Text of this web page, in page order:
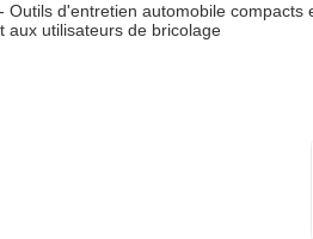
d'entretien automobile
aux utilisateurs de bricolage